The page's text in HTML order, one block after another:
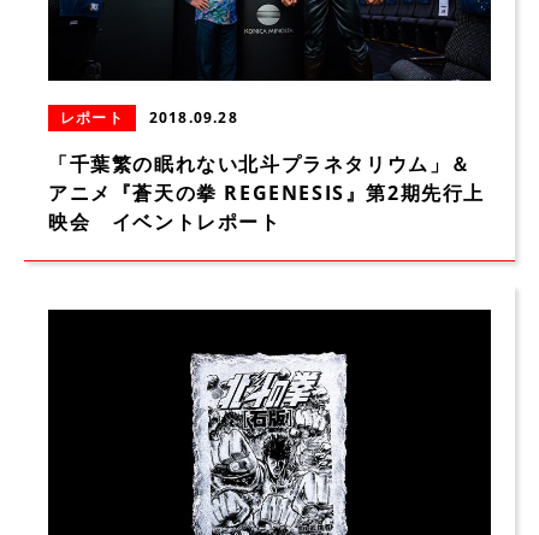
レポート 2018.09.28
「千葉繁の眠れない北⽃プラネタリウム」＆
アニメ『蒼天の拳 REGENESIS』第2期先⾏上
映会 イベントレポート